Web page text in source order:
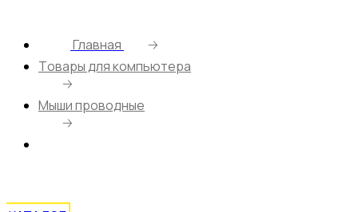
Главная
🡢
Tовары для компьютера
🡢
Мыши проводные
🡢